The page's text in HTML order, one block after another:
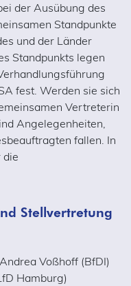
der Ausübung des
Standpunkte
und der Länder
Standpunkts legen
fest. Werden sie sich
Vertreterin
Angelegenheiten,
fallen. In
die
Stellvertretung
Voßhoff (BfDI)
Hamburg)